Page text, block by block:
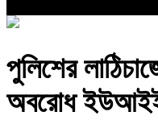
পুলিশের
অবরোধ